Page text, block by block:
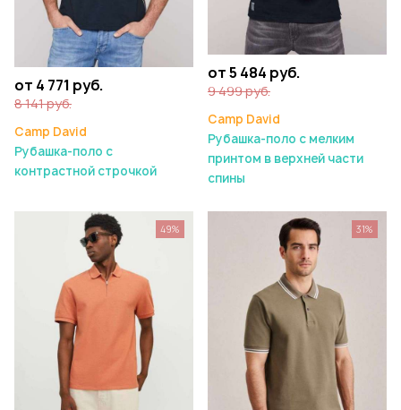
от 4 771 руб.
8 141 руб.
Camp David
Рубашка-поло с
контрастной строчкой
от 5 484 руб.
9 499 руб.
Camp David
Рубашка-поло с мелким
принтом в верхней части
спины
49% 31%